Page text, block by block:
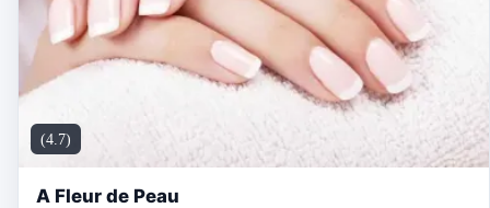
(4.7)
A Fleur de Peau